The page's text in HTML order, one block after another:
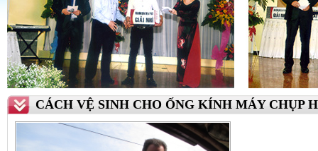
CÁCH VỆ SINH CHO ỐNG KÍNH MÁY CHỤP